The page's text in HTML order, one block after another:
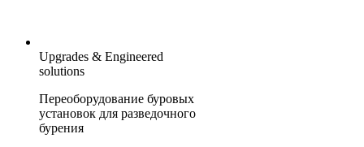
Upgrades & Engineered
solutions
Переоборудование буровых
установок для разведочного
бурения